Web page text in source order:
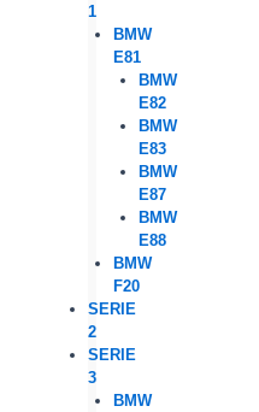
1
BMW
E81
BMW
E82
BMW
E83
BMW
E87
BMW
E88
BMW
F20
SERIE
2
SERIE
3
BMW